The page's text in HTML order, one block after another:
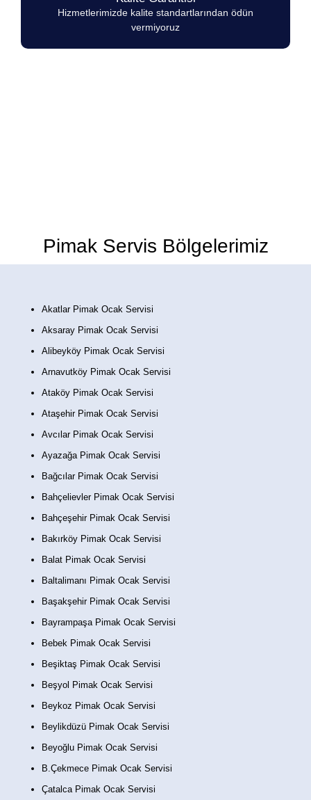
Hizmetlerimizde kalite standartlarından ödün
vermiyoruz
Pimak Servis Bölgelerimiz
Akatlar Pimak Ocak Servisi
Aksaray Pimak Ocak Servisi
Alibeyköy Pimak Ocak Servisi
Arnavutköy Pimak Ocak Servisi
Ataköy Pimak Ocak Servisi
Ataşehir Pimak Ocak Servisi
Avcılar Pimak Ocak Servisi
Ayazağa Pimak Ocak Servisi
Bağcılar Pimak Ocak Servisi
Bahçelievler Pimak Ocak Servisi
Bahçeşehir Pimak Ocak Servisi
Bakırköy Pimak Ocak Servisi
Balat Pimak Ocak Servisi
Baltalimanı Pimak Ocak Servisi
Başakşehir Pimak Ocak Servisi
Bayrampaşa Pimak Ocak Servisi
Bebek Pimak Ocak Servisi
Beşiktaş Pimak Ocak Servisi
Beşyol Pimak Ocak Servisi
Beykoz Pimak Ocak Servisi
Beylikdüzü Pimak Ocak Servisi
Beyoğlu Pimak Ocak Servisi
B.Çekmece Pimak Ocak Servisi
Çatalca Pimak Ocak Servisi